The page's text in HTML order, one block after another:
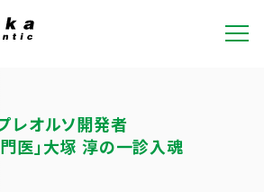
レオルソ開発者
医」大塚 淳の一診入魂